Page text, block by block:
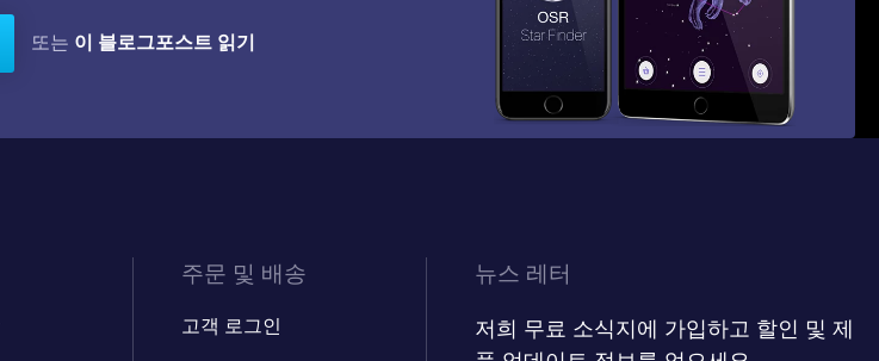
또는 이 블로그포스트 읽기
주문 및 배송
고객 로그인
뉴스 레터
저희 무료 소식지에 가입하고 할인 및 제